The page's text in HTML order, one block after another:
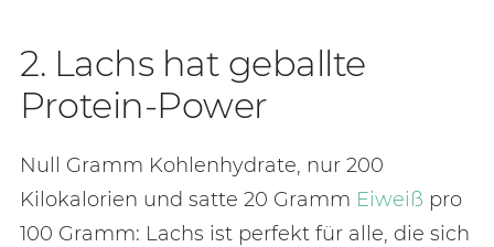
2. Lachs hat geballte
Protein-Power
Null Gramm Kohlenhydrate, nur 200
Kilokalorien und satte 20 Gramm Eiweiß pro
100 Gramm: Lachs ist perfekt für alle, die sich